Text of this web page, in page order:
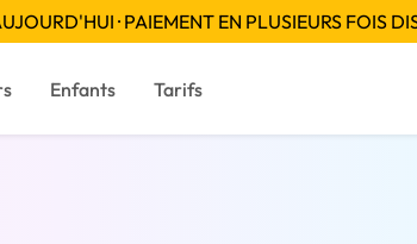
· PAIEMENT EN PLUSIEURS FOIS
Enfants Tarifs